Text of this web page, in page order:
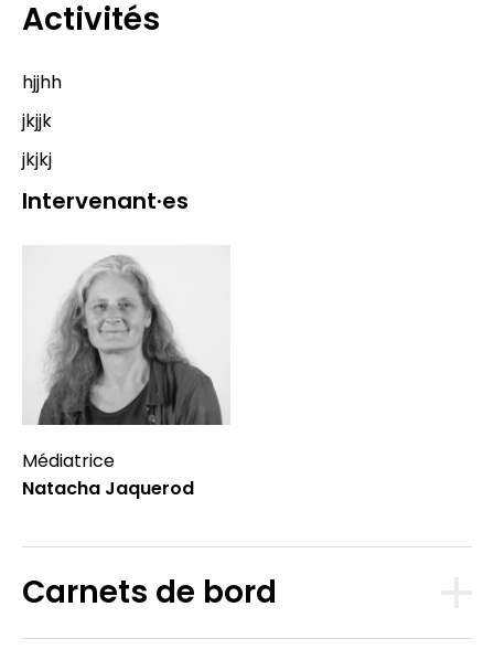
Activités
hjjhh
jkjjk
jkjkj
Intervenant·es
Médiatrice
Natacha Jaquerod
Carnets de bord